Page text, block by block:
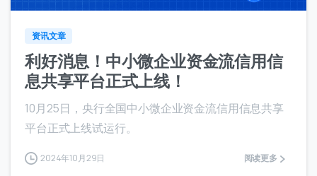
资讯文章
利好消息！中小微企业资金流信用信
息共享平台正式上线！
10月25日，央行全国中小微企业资金流信用信息共享
平台正式上线试运行。
2024年10月29日 阅读更多